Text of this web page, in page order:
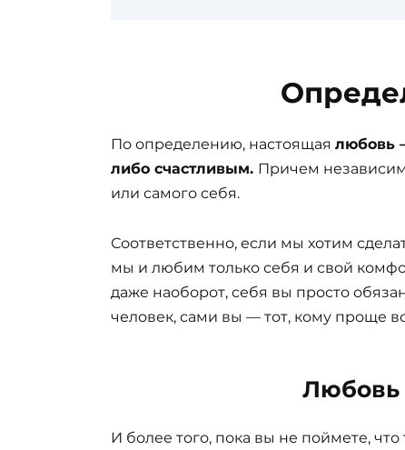
По определению, настоящая любовь
либо счастливым. Причем
или самого себя.
Соответственно, если мы хотим
мы и любим только себя и свой
даже наоборот, себя вы просто
человек, сами вы — тот, кому проще
Любовь
И более того, пока вы не поймете,